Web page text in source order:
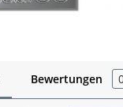
Bewertungen